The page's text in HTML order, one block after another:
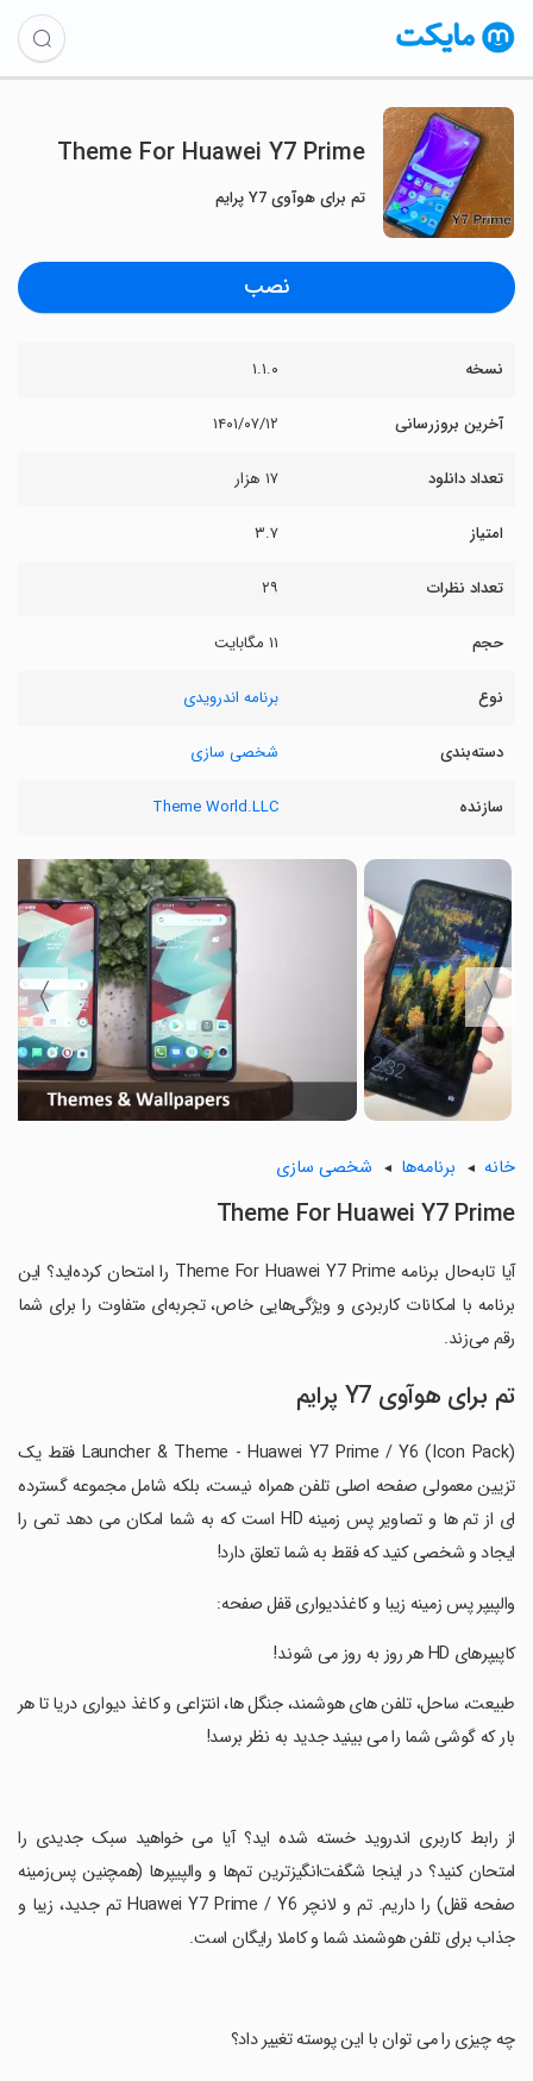
Theme For Huawei Y7 Prime
تم برای هوآوی Y7 پرایم
نصب
نسخه ۱.۱.۰
آخرین بروزرسانی ۱۴۰۱/۰۷/۱۲
تعداد دانلود ۱۷ هزار
امتیاز ۳.۷
تعداد نظرات ۲۹
حجم ۱۱ مگابایت
نوع برنامه اندرویدی
دسته‌بندی شخصی سازی
سازنده Theme World.LLC
〈
〉
خانه برنامه‌ها شخصی سازی
Theme For Huawei Y7 Prime
آیا تابه‌حال برنامه Theme For Huawei Y7 Prime را امتحان کرده‌اید؟ این
برنامه با امکانات کاربردی و ویژگی‌هایی خاص، تجربه‌ای متفاوت را برای شما
رقم می‌زند.
تم برای هوآوی Y7 پرایم
Launcher & Theme - Huawei Y7 Prime / Y6 (Icon Pack) فقط یک
تزیین معمولی صفحه اصلی تلفن همراه نیست، بلکه شامل مجموعه گسترده
ای از تم ها و تصاویر پس زمینه HD است که به شما امکان می دهد تمی را
ایجاد و شخصی کنید که فقط به شما تعلق دارد!
‏والپیپر پس زمینه زیبا و کاغذدیواری قفل صفحه:
‏کاپیپرهای HD هر روز به روز می شوند!
‏طبیعت، ساحل، تلفن های هوشمند، جنگل ها، انتزاعی و کاغذ دیواری دریا تا هر
بار که گوشی شما را می بینید جدید به نظر برسد!
‏از رابط کاربری اندروید خسته شده اید؟ آیا می خواهید سبک جدیدی را
امتحان کنید؟ در اینجا شگفت‌انگیزترین تم‌ها و والپیپرها (همچنین پس‌زمینه
صفحه قفل) را داریم. تم و لانچر Huawei Y7 Prime / Y6 تم جدید، زیبا و
جذاب برای تلفن هوشمند شما و کاملا رایگان است.
‏چه چیزی را می توان با این پوسته تغییر داد؟